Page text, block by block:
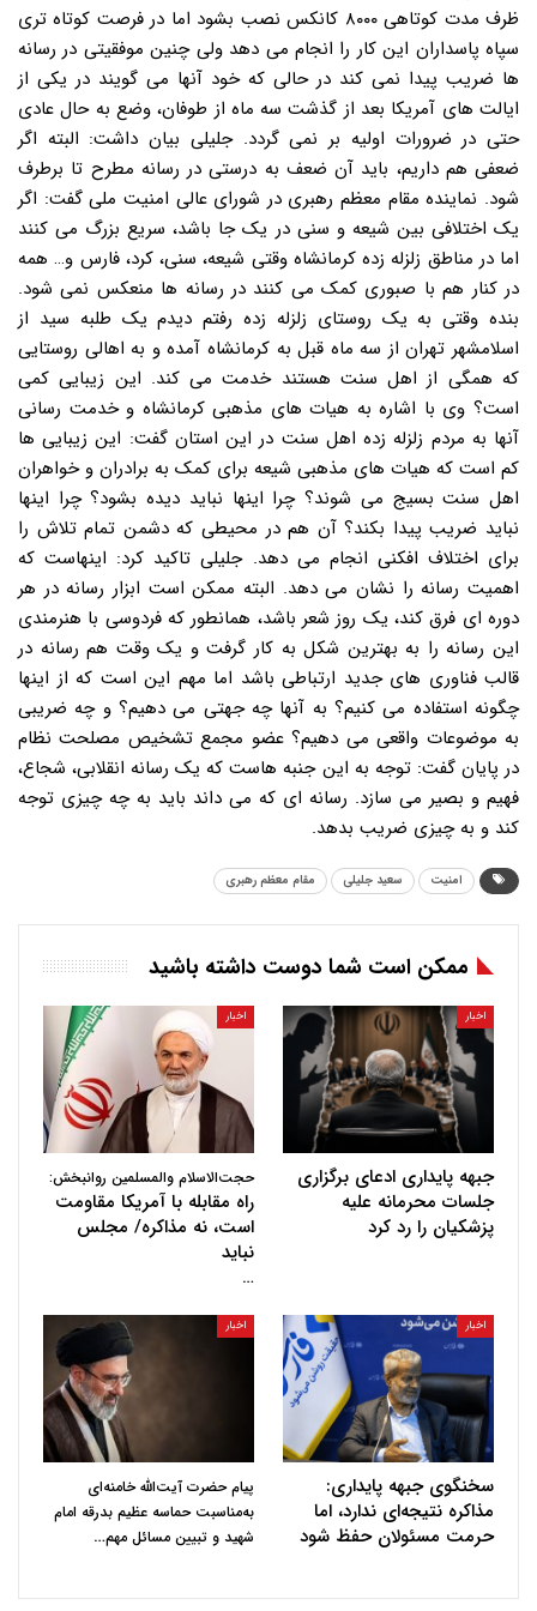
ظرف مدت کوتاهی ۸۰۰۰ کانکس نصب بشود اما در فرصت کوتاه تری
سپاه پاسداران این کار را انجام می دهد ولی چنین موفقیتی در رسانه
ها ضریب پیدا نمی کند در حالی که خود آنها می گویند در یکی از
ایالت های آمریکا بعد از گذشت سه ماه از طوفان، وضع به حال عادی
حتی در ضرورات اولیه بر نمی گردد. جلیلی بیان داشت: البته اگر
ضعفی هم داریم، باید آن ضعف به درستی در رسانه مطرح تا برطرف
شود. نماینده مقام معظم رهبری در شورای عالی امنیت ملی گفت: اگر
یک اختلافی بین شیعه و سنی در یک جا باشد، سریع بزرگ می کنند
اما در مناطق زلزله زده کرمانشاه وقتی شیعه، سنی، کرد، فارس و… همه
در کنار هم با صبوری کمک می کنند در رسانه ها منعکس نمی شود.
بنده وقتی به یک روستای زلزله زده رفتم دیدم یک طلبه سید از
اسلامشهر تهران از سه ماه قبل به کرمانشاه آمده و به اهالی روستایی
که همگی از اهل سنت هستند خدمت می کند. این زیبایی کمی
است؟ وی با اشاره به هیات های مذهبی کرمانشاه و خدمت رسانی
آنها به مردم زلزله زده اهل سنت در این استان گفت: این زیبایی ها
کم است که هیات های مذهبی شیعه برای کمک به برادران و خواهران
اهل سنت بسیج می شوند؟ چرا اینها نباید دیده بشود؟ چرا اینها
نباید ضریب پیدا بکند؟ آن هم در محیطی که دشمن تمام تلاش را
برای اختلاف افکنی انجام می دهد. جلیلی تاکید کرد: اینهاست که
اهمیت رسانه را نشان می دهد. البته ممکن است ابزار رسانه در هر
دوره ای فرق کند، یک روز شعر باشد، همانطور که فردوسی با هنرمندی
این رسانه را به بهترین شکل به کار گرفت و یک وقت هم رسانه در
قالب فناوری های جدید ارتباطی باشد اما مهم این است که از اینها
چگونه استفاده می کنیم؟ به آنها چه جهتی می دهیم؟ و چه ضریبی
به موضوعات واقعی می دهیم؟ عضو مجمع تشخیص مصلحت نظام
در پایان گفت: توجه به این جنبه هاست که یک رسانه انقلابی، شجاع،
فهیم و بصیر می سازد. رسانه ای که می داند باید به چه چیزی توجه
کند و به چیزی ضریب بدهد.
امنیت سعید جلیلی مقام معظم رهبری
ممکن است شما دوست داشته باشید
اخبار
جبهه پایداری ادعای برگزاری
جلسات محرمانه علیه
پزشکیان را رد کرد
اخبار
حجت‌الاسلام والمسلمین روانبخش:
راه مقابله با آمریکا مقاومت
است، نه مذاکره/ مجلس
نباید
…
اخبار
سخنگوی جبهه پایداری:
مذاکره نتیجه‌ای ندارد، اما
حرمت مسئولان حفظ شود
اخبار
پیام حضرت آیت‌الله خامنه‌ای
به‌مناسبت حماسه عظیم بدرقه امام
شهید و تبیین مسائل مهم…